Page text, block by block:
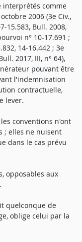
interprétés comme
2006 (3e Civ.,
15.583, Bull. 2008,
n° 10-17.691 ;
14-16.442 ; 3e
2017, III, n° 64),
pouvant être
l'indemnisation
contractuelle,
lever.
conventions n'ont
; elles ne nuisent
dans le cas prévu
opposables aux
quelconque de
oblige celui par la